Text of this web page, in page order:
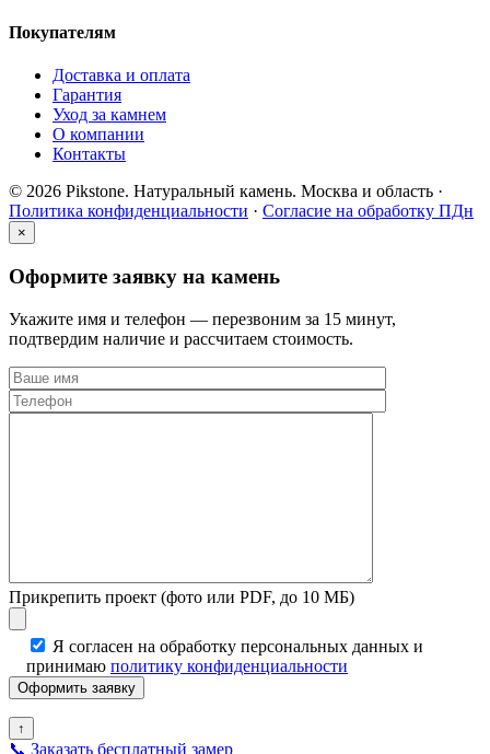
Покупателям
Доставка и оплата
Гарантия
Уход за камнем
О компании
Контакты
© 2026 Pikstone. Натуральный камень. Москва и область ·
Политика конфиденциальности · Согласие на обработку ПДн
×
Оформите заявку на камень
Укажите имя и телефон — перезвоним за 15 минут,
подтвердим наличие и рассчитаем стоимость.
Прикрепить проект (фото или PDF, до 10 МБ)
Я согласен на обработку персональных данных и
принимаю политику конфиденциальности
↑
📞 Заказать бесплатный замер